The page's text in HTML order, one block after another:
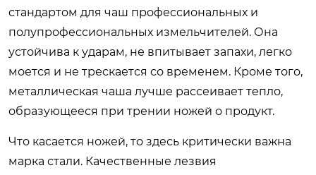
стандартом для чаш профессиональных и
полупрофессиональных измельчителей. Она
устойчива к ударам, не впитывает запахи, легко
моется и не трескается со временем. Кроме того,
металлическая чаша лучше рассеивает тепло,
образующееся при трении ножей о продукт.
Что касается ножей, то здесь критически важна
марка стали. Качественные лезвия